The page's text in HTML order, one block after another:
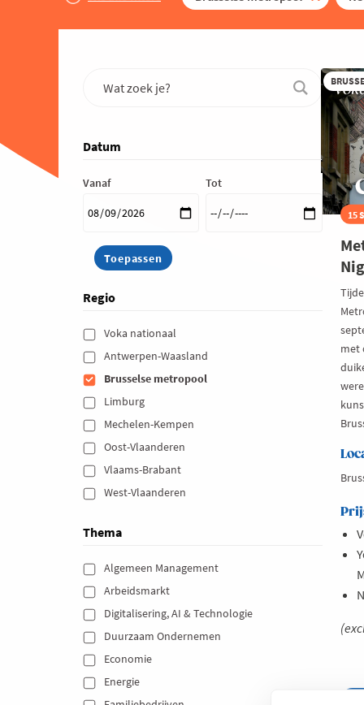
Datum
Vanaf Tot
Regio
Voka nationaal
Antwerpen-Waasland
Brusselse metropool
Limburg
Mechelen-Kempen
Oost-Vlaanderen
Vlaams-Brabant
West-Vlaanderen
Thema
Algemeen Management
Arbeidsmarkt
Digitalisering, AI & Technologie
Duurzaam Ondernemen
Economie
Energie
15
met